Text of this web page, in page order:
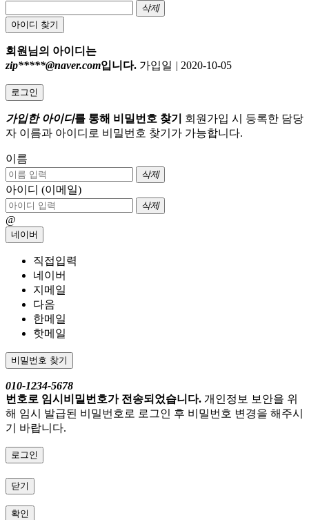
삭제
아이디 찾기
회원님의 아이디는
zip*****@naver.com입니다. 가입일 | 2020-10-05
로그인
가입한 아이디를 통해 비밀번호 찾기
회원가입 시 등록한 담당
자 이름과 아이디로 비밀번호 찾기가 가능합니다.
이름
삭제
아이디 (이메일)
삭제
@
네이버
직접입력
네이버
지메일
다음
한메일
핫메일
비밀번호 찾기
010-1234-5678
번호로 임시비밀번호가 전송되었습니다. 개인정보 보안을 위
해 임시 발급된 비밀번호로 로그인 후 비밀번호 변경을 해주시
기 바랍니다.
로그인
닫기
확인